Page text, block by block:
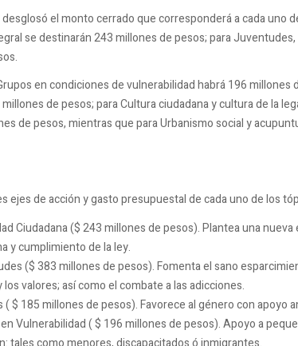
el monto cerrado que corresponderá a cada uno
se destinarán 243 millones de pesos; para
en condiciones de vulnerabilidad habrá 196 millones
de pesos; para Cultura ciudadana y cultura de la
de pesos, mientras que para Urbanismo social y
ejes de acción y gasto presupuestal de cada uno de los
Ciudadana ($ 243 millones de pesos). Plantea una
y cumplimiento de la ley.
($ 383 millones de pesos). Fomenta el sano
valores; así como el combate a las adicciones.
( $ 185 millones de pesos). Favorece al género con apoyo
Vulnerabilidad ( $ 196 millones de pesos). Apoyo a